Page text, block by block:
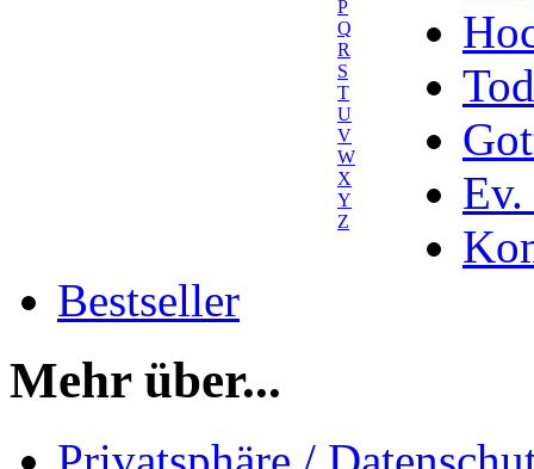
P
Q
R
S
T
U
V
W
X
Y
Z
Ev.
Bestseller
Mehr über...